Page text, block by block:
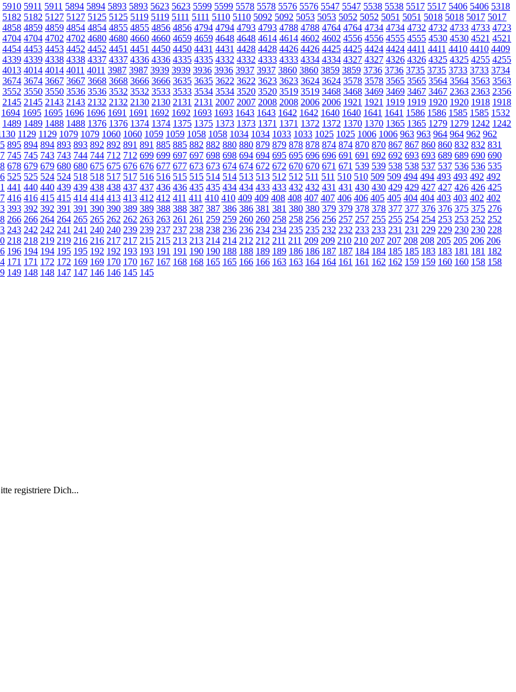
5910 5911 5911 5894 5894 5893 5893 5623 5623 5599 5599 5578 5578 5576 5576 5547 5547 5538 5538 5517 5517 5406 5406 5318
5182 5182 5127 5127 5125 5125 5119 5119 5111 5111 5110 5110 5092 5092 5053 5053 5052 5052 5051 5051 5018 5018 5017 5017
4858 4859 4859 4854 4854 4855 4855 4856 4856 4794 4794 4793 4793 4788 4788 4764 4764 4734 4734 4732 4732 4733 4733 4723
4704 4704 4702 4702 4680 4680 4660 4660 4659 4659 4648 4648 4614 4614 4602 4602 4556 4556 4555 4555 4530 4530 4521 4521
4454 4453 4453 4452 4452 4451 4451 4450 4450 4431 4431 4428 4428 4426 4426 4425 4425 4424 4424 4411 4411 4410 4410 4409
4339 4339 4338 4338 4337 4337 4336 4336 4335 4335 4332 4332 4333 4333 4334 4334 4327 4327 4326 4326 4325 4325 4255 4255
4013 4014 4014 4011 4011 3987 3987 3939 3939 3936 3936 3937 3937 3860 3860 3859 3859 3736 3736 3735 3735 3733 3733 3734
3674 3674 3667 3667 3668 3668 3666 3666 3635 3635 3622 3622 3623 3623 3624 3624 3578 3578 3565 3565 3564 3564 3563 3563
3552 3550 3550 3536 3536 3532 3532 3533 3533 3534 3534 3520 3520 3519 3519 3468 3468 3469 3469 3467 3467 2363 2363 2356
2145 2145 2143 2143 2132 2132 2130 2130 2131 2131 2007 2007 2008 2008 2006 2006 1921 1921 1919 1919 1920 1920 1918 1918
1694 1695 1695 1696 1696 1691 1691 1692 1692 1693 1693 1643 1643 1642 1642 1640 1640 1641 1641 1586 1586 1585 1585 1532
1489 1489 1488 1488 1376 1376 1374 1374 1375 1375 1373 1373 1371 1371 1372 1372 1370 1370 1365 1365 1279 1279 1242 1242
1129 1129 1079 1079 1060 1060 1059 1059 1058 1058 1034 1034 1033 1033 1025 1025 1006 1006 963 963 964 964 962 962
895 894 894 893 893 892 892 891 891 885 885 882 882 880 880 879 879 878 878 874 874 870 870 867 867 860 860 832 832 831
745 745 743 743 744 744 712 712 699 699 697 697 698 698 694 694 695 695 696 696 691 691 692 692 693 693 689 689 690 690
678 679 679 680 680 675 675 676 676 677 677 673 673 674 674 672 672 670 670 671 671 539 539 538 538 537 537 536 536 535
525 525 524 524 518 518 517 517 516 516 515 515 514 514 513 513 512 512 511 511 510 510 509 509 494 494 493 493 492 492
441 440 440 439 439 438 438 437 437 436 436 435 435 434 434 433 433 432 432 431 431 430 430 429 429 427 427 426 426 425
416 416 415 415 414 414 413 413 412 412 411 411 410 410 409 409 408 408 407 407 406 406 405 405 404 404 403 403 402 402
393 392 392 391 391 390 390 389 389 388 388 387 387 386 386 381 381 380 380 379 379 378 378 377 377 376 376 375 375 276
266 266 264 264 265 265 262 262 263 263 261 261 259 259 260 260 258 258 256 256 257 257 255 255 254 254 253 253 252 252
243 242 242 241 241 240 240 239 239 237 237 238 238 236 236 234 234 235 235 232 232 233 233 231 231 229 229 230 230 228
218 218 219 219 216 216 217 217 215 215 213 213 214 214 212 212 211 211 209 209 210 210 207 207 208 208 205 205 206 206
196 194 194 195 195 192 192 193 193 191 191 190 190 188 188 189 189 186 186 187 187 184 184 185 185 183 183 181 181 182
171 171 172 172 169 169 170 170 167 167 168 168 165 165 166 166 163 163 164 164 161 161 162 162 159 159 160 160 158 158
149 148 148 147 147 146 146 145 145
registriere Dich...